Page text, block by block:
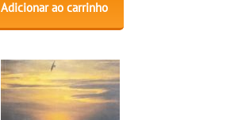
Adicionar ao carrinho